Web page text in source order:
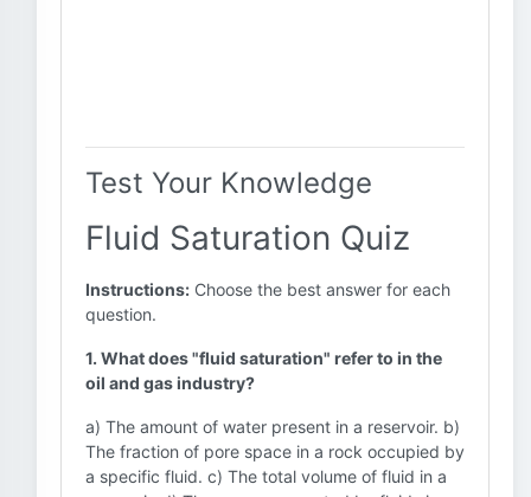
Test Your Knowledge
Fluid Saturation Quiz
Instructions: Choose the best answer for each
question.
1. What does "fluid saturation" refer to in the
oil and gas industry?
a) The amount of water present in a reservoir. b)
The fraction of pore space in a rock occupied by
a specific fluid. c) The total volume of fluid in a